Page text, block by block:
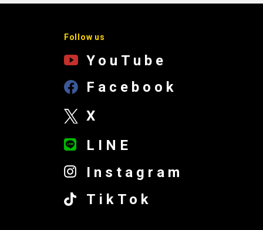
Follow us
YouTube
Facebook
X
LINE
Instagram
TikTok